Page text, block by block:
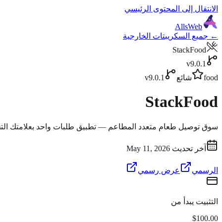
الانتقال إلى المحتوى الرئيسي
AllsWeb
← جميع السكريبتات الخارجية
StackFood
v9.0.1
food
شائع v9.0.1
StackFood
سوق توصيل طعام متعدد المطاعم — تطبيق طلبات واحد بعلامتك
آخر تحديث May 11, 2026
الرسمي عرض رسمي
التثبيت يبدأ من
$100.00